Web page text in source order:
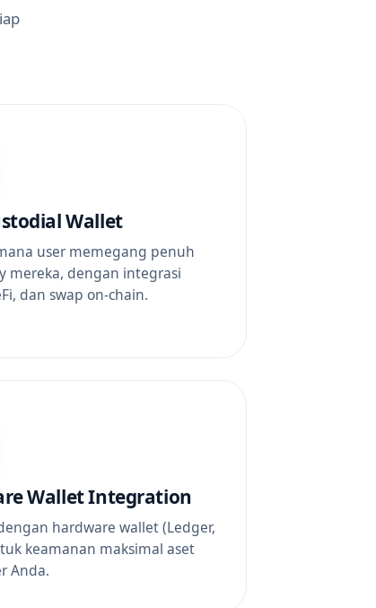
Wallet
user memegang penuh
mereka, dengan integrasi
dan swap on-chain.
Wallet Integration
hardware wallet (Ledger,
keamanan maksimal aset
Anda.